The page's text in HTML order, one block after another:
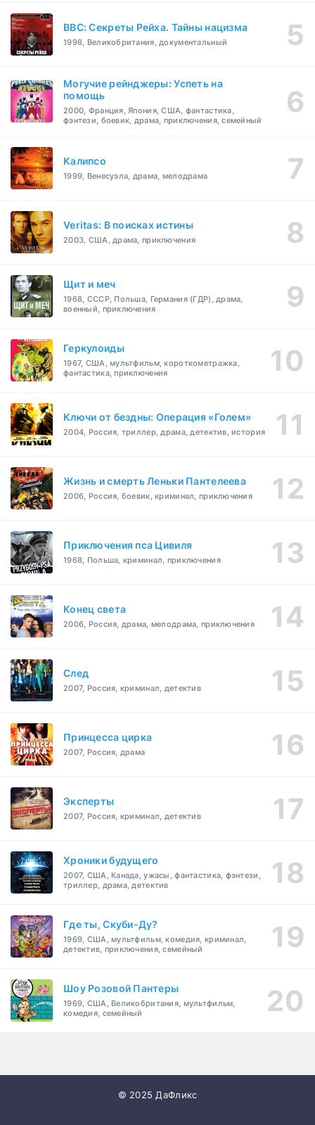
BBC: Секреты Рейха. Тайны нацизма
1998, Великобритания, документальный
Могучие рейнджеры: Успеть на
помощь
2000, Франция, Япония, США, фантастика,
фэнтези, боевик, драма, приключения, семейный
Калипсо
1999, Венесуэла, драма, мелодрама
Veritas: В поисках истины
2003, США, драма, приключения
Щит и меч
1968, СССР, Польша, Германия (ГДР), драма,
военный, приключения
Геркулоиды
1967, США, мультфильм, короткометражка,
фантастика, приключения
Ключи от бездны: Операция «Голем»
2004, Россия, триллер, драма, детектив, история
Жизнь и смерть Леньки Пантелеева
2006, Россия, боевик, криминал, приключения
Приключения пса Цивиля
1968, Польша, криминал, приключения
Конец света
2006, Россия, драма, мелодрама, приключения
След
2007, Россия, криминал, детектив
Принцесса цирка
2007, Россия, драма
Эксперты
2007, Россия, криминал, детектив
Хроники будущего
2007, США, Канада, ужасы, фантастика, фэнтези,
триллер, драма, детектив
Где ты, Скуби-Ду?
1969, США, мультфильм, комедия, криминал,
детектив, приключения, семейный
Шоу Розовой Пантеры
1969, США, Великобритания, мультфильм,
комедия, семейный
© 2025 ДаФликс